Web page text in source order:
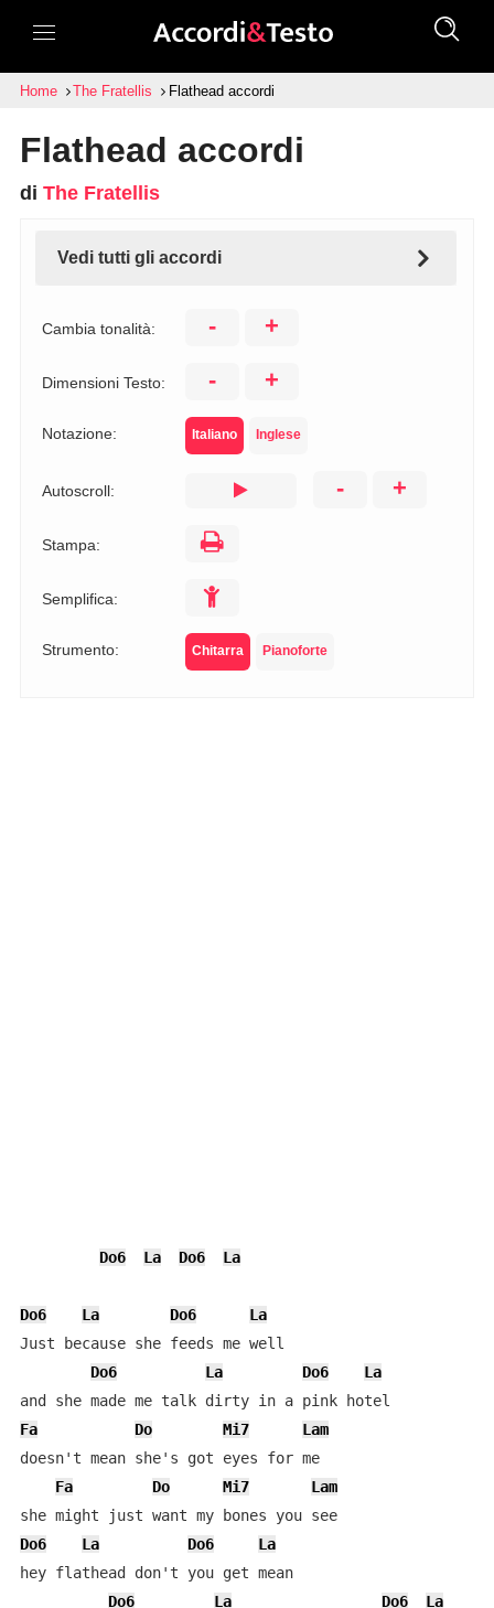
Home The Fratellis Flathead accordi
Flathead accordi
di The Fratellis
Vedi tutti gli accordi
Cambia tonalità: - +
Dimensioni Testo: - +
Notazione: Italiano Inglese
Autoscroll: - +
Stampa:
Semplifica:
Strumento: Chitarra Pianoforte
Do6 La Do6 La
Do6 La Do6
La
Just because she feeds me well
Do6
La Do6
La
Fa
Do Mi7
Lam
doesn't mean she's got eyes for me
Fa
Do Mi7
Lam
she might just want my bones you see
Do6
La Do6
La
hey flathead don't you get mean
Do6
La Do6
La